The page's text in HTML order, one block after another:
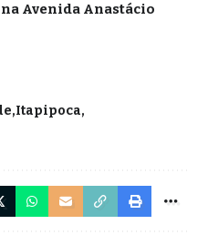
Avenida Anastácio
Itapipoca